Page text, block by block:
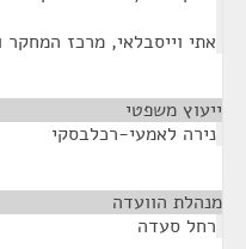
אתי וייסבלאי, מרכז
ייעוץ משפטי
נירה לאמעי-רכלבסקי
מנהלת הוועדה
רחל סעדה